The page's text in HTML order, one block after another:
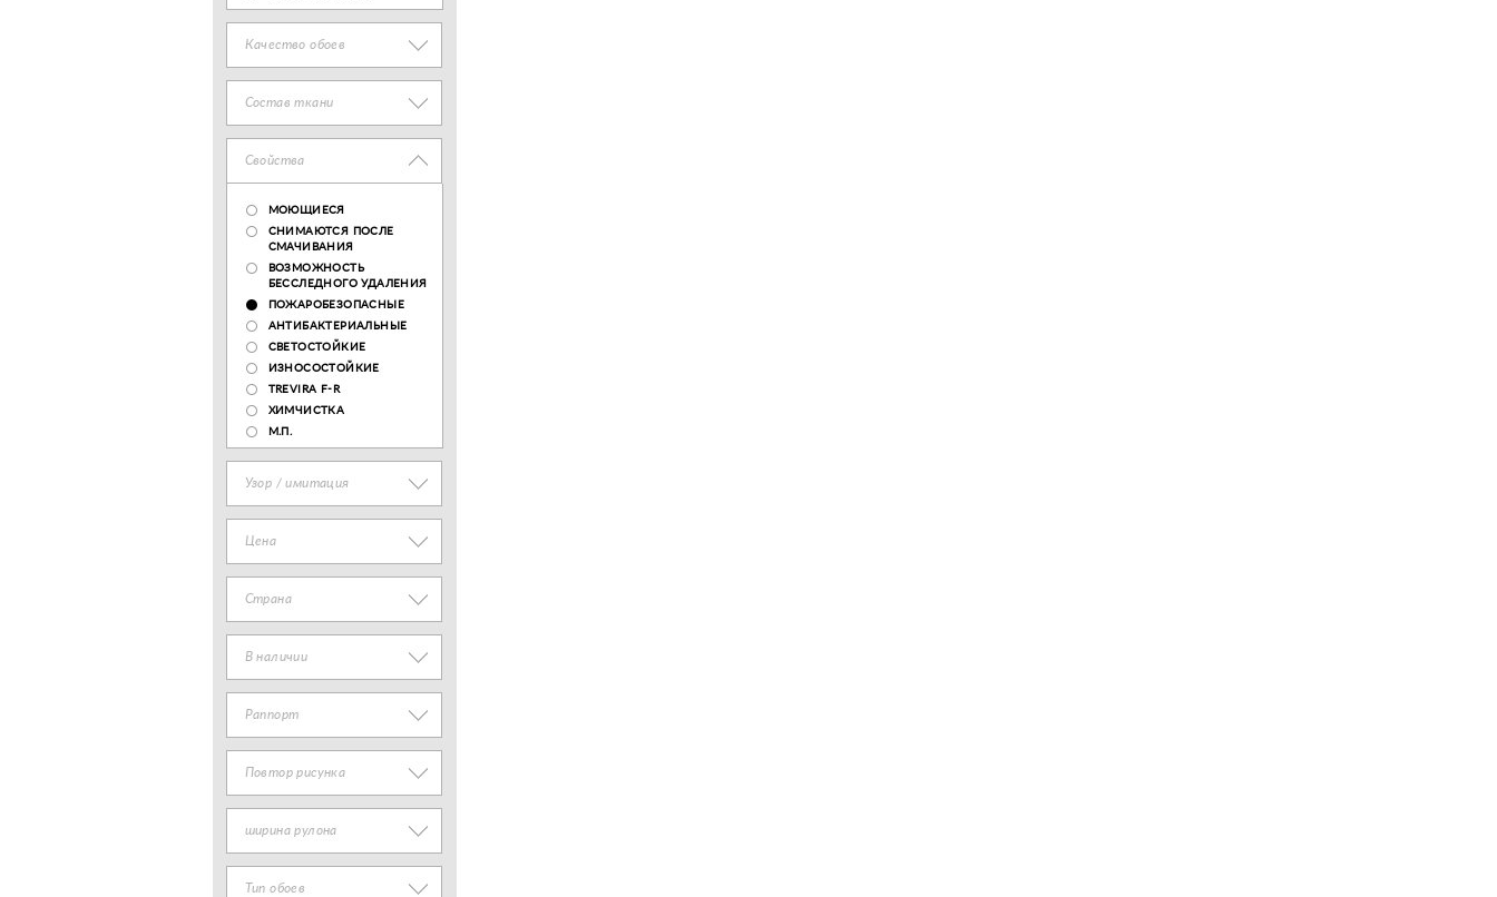
Качество обоев
Состав ткани
Свойства
МОЮЩИЕСЯ
СНИМАЮТСЯ ПОСЛЕ
СМАЧИВАНИЯ
ВОЗМОЖНОСТЬ
БЕССЛЕДНОГО УДАЛЕНИЯ
ПОЖАРОБЕЗОПАСНЫЕ
АНТИБАКТЕРИАЛЬНЫЕ
СВЕТОСТОЙКИЕ
ИЗНОСОСТОЙКИЕ
TREVIRA F-R
ХИМЧИСТКА
М.П.
Узор / имитация
Цена
Страна
В наличии
Раппорт
Повтор рисунка
ширина рулона
Тип обоев